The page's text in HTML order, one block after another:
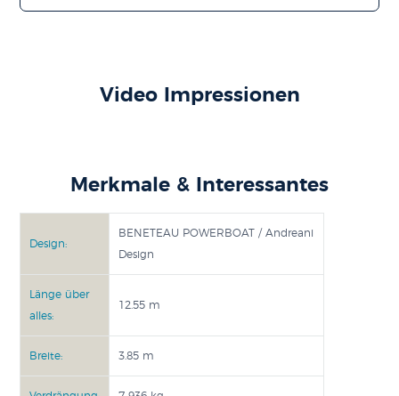
Video Impressionen
Merkmale & Interessantes
Design:
BENETEAU POWERBOAT / Andreani
Design
Länge über
alles:
12.55 m
Breite: 3.85 m